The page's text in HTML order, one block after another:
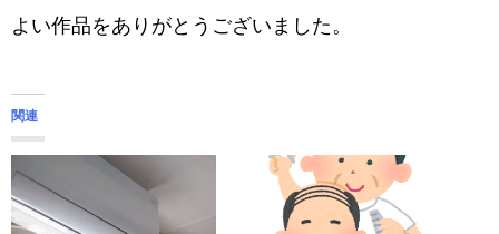
よい作品をありがとうございました。
関連